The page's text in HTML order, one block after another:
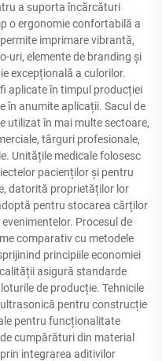
a suporta încărcături
o ergonomie confortabilă a
imprimare vibrantă,
uri, elemente de branding și
excepțională a culorilor.
aplicate în timpul producției
în anumite aplicații. Sacul de
utilizat în mai multe sectoare,
târguri profesionale,
Unitățile medicale folosesc
pacienților și pentru
datorită proprietăților lor
pentru stocarea cărților
Procesul de
comparativ cu metodele
principiile economiei
asigură standarde
de producție. Tehnicile
pentru construcție
pentru funcționalitate
cumpărături din material
integrarea aditivilor